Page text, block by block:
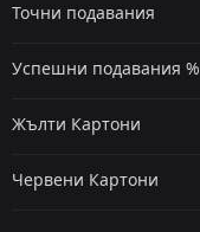
Точни подавания
Успешни подавания %
Жълти Картони
Червени Картони